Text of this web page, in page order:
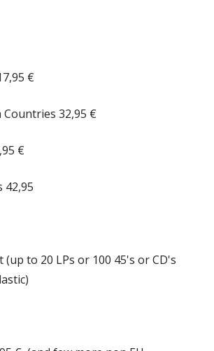
€
32,95 €
€
42,95
(up to 20 LPs or 100 45's or CD's